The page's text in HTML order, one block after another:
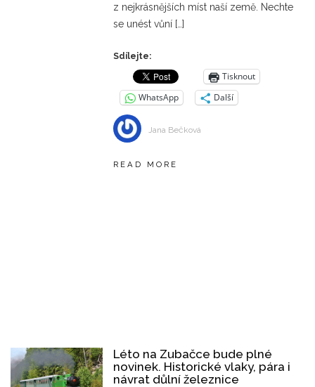
z nejkrásnějších míst naší země. Nechte
se unést vůní […]
Sdílejte:
Tisknout
WhatsApp
Další
Jana Bečková
READ MORE
Léto na Zubačce bude plné
novinek. Historické vlaky, pára i
návrat důlní železnice